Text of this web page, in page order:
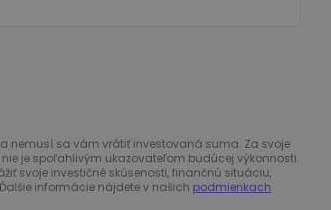
nemusí sa vám vrátiť investovaná suma. Za svoje
je spoľahlivým ukazovateľom budúcej výkonnosti.
svoje investičné skúsenosti, finančnú situáciu,
informácie nájdete v našich podmienkach